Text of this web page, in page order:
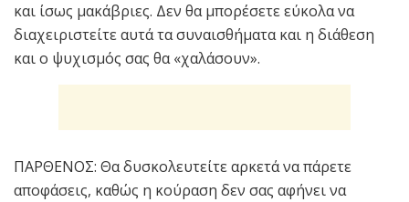
και ίσως μακάβριες. Δεν θα μπορέσετε εύκολα να
διαχειριστείτε αυτά τα συναισθήματα και η διάθεση
και ο ψυχισμός σας θα «χαλάσουν».
ΠΑΡΘΕΝΟΣ: Θα δυσκολευτείτε αρκετά να πάρετε
αποφάσεις, καθώς η κούραση δεν σας αφήνει να